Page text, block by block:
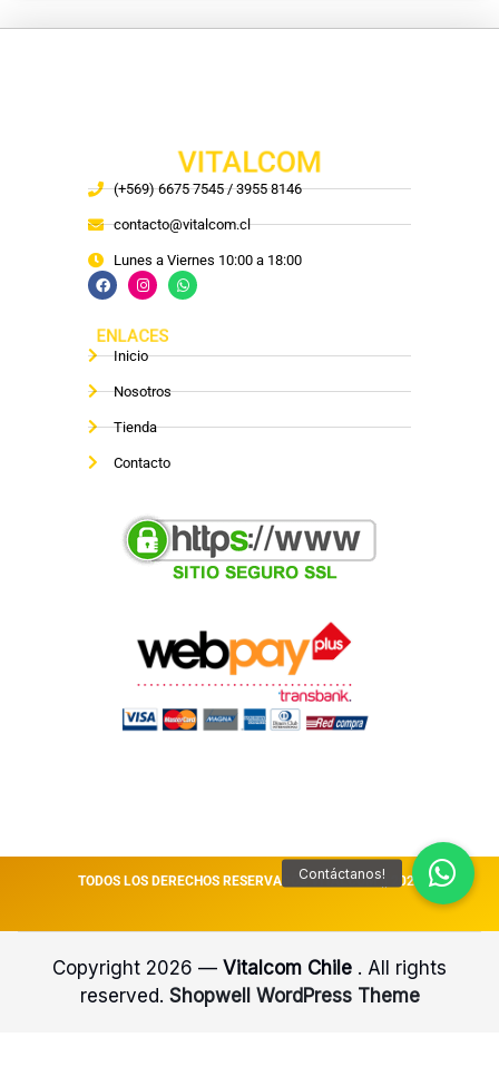
VITALCOM
(+569) 6675 7545 / 3955 8146
contacto@vitalcom.cl
Lunes a Viernes 10:00 a 18:00
ENLACES
Inicio
Nosotros
Tienda
Contacto
TODOS LOS DERECHOS RESERVADOS VITALCOM || 2026
Copyright 2026 — Vitalcom Chile . All rights
reserved. Shopwell WordPress Theme